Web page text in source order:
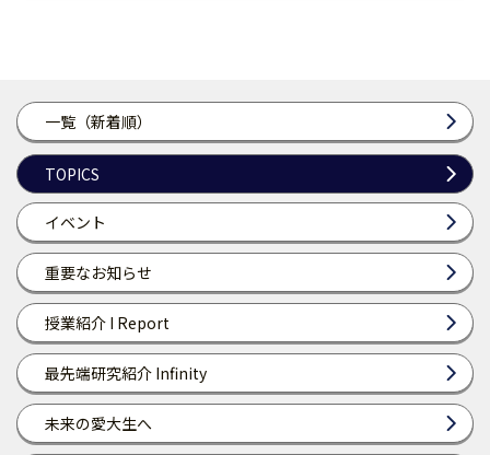
一覧（新着順）
TOPICS
イベント
重要なお知らせ
授業紹介 I Report
最先端研究紹介 Infinity
未来の愛大生へ